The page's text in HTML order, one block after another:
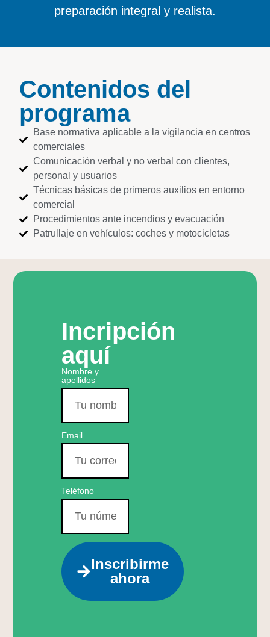
preparación integral y realista.
Contenidos del
programa
Base normativa aplicable a la vigilancia en centros
comerciales
Comunicación verbal y no verbal con clientes,
personal y usuarios
Técnicas básicas de primeros auxilios en entorno
comercial
Procedimientos ante incendios y evacuación
Patrullaje en vehículos: coches y motocicletas
Incripción
aquí
Nombre y
apellidos
Email
Teléfono
Inscribirme
ahora